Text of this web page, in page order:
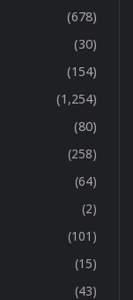
(678)
(30)
(154)
(1,254)
(80)
(258)
(64)
(2)
(101)
(15)
(43)